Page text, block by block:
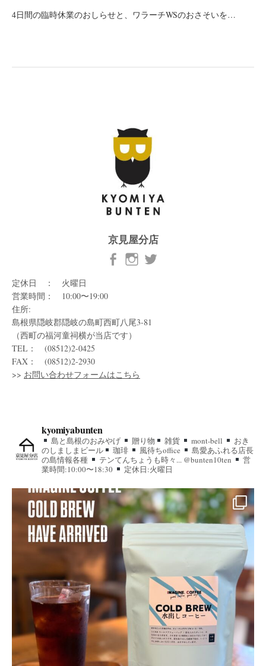
4日間の臨時休業のおしらせと、ワラーチWSのおさそいを…
京見屋分店
定休日 ： 火曜日
営業時間： 10:00〜19:00
住所:
島根県隠岐郡隠岐の島町西町八尾3-81
（西町の福河童祠横が当店です）
TEL： (08512)2-0425
FAX： (08512)2-2930
>> お問い合わせフォームはこちら
kyomiyabunten
島と島根のおみやげ 贈り物 雑貨 mont-bell
おき
のしましまビール
珈琲 風待ちoffice
島愛あふれる店長
の島情報各種
テンてんちょうも時々... @bunten10ten
営
業時間:10:00〜18:30
定休日:火曜日